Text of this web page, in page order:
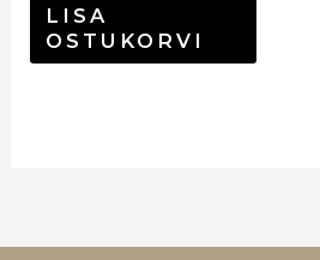
LISA
OSTUKORVI